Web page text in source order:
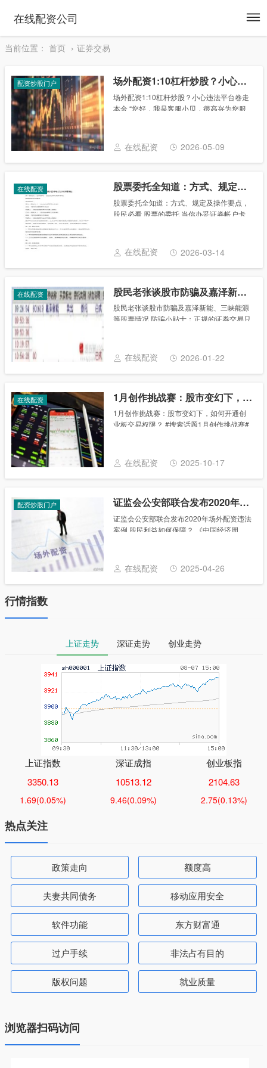
在线配资公司
当前位置： 首页 证券交易
配资炒股门户 场外配资1:10杠杆炒股？小心违法平台卷走本金
场外配资1:10杠杆炒股？小心违法平台卷走
本金 “您好，我是客服小贝，很高兴为您服
场庞大的场外配资炒股非法交易。 不......
在线配资 2026-05-09
在线配资 股票委托全知道：方式、规定及操作要点，股民必看
股票委托全知道：方式、规定及操作要点，
股民必看 股票的委托 当你办妥证券帐户卡
不知道究竟应该怎样买卖股票。那么，就让
我为你......
在线配资 2026-03-14
在线配资 股民老张谈股市防骗及嘉泽新能、三峡能源等股票情况
股民老张谈股市防骗及嘉泽新能、三峡能源
等股票情况 防骗小贴士：正规的证券交易只
你下什么app要转钱的，无论是原油、期
货、博彩......
在线配资 2026-01-22
在线配资 1月创作挑战赛：股市变幻下，如何开通创业板交易权限？
1月创作挑战赛：股市变幻下，如何开通创
业板交易权限？ #搜索话题1月创作挑战赛#
的潜力，吸引了无数投资者的目光。然而，
想要......
在线配资 2025-10-17
配资炒股门户 证监会公安部联合发布2020年场外配资违法案例 股民利益如何保障？
证监会公安部联合发布2020年场外配资违法
案例 股民利益如何保障？ 《中国经济周
可能遭受较大财产损失。这是证监会近
日......
在线配资 2025-04-26
行情指数
上证走势 深证走势 创业走势
上证指数
3350.13
1.69(0.05%)
深证成指
10513.12
9.46(0.09%)
创业板指
2104.63
2.75(0.13%)
热点关注
政策走向 额度高
夫妻共同债务 移动应用安全
软件功能 东方财富通
过户手续 非法占有目的
版权问题 就业质量
浏览器扫码访问